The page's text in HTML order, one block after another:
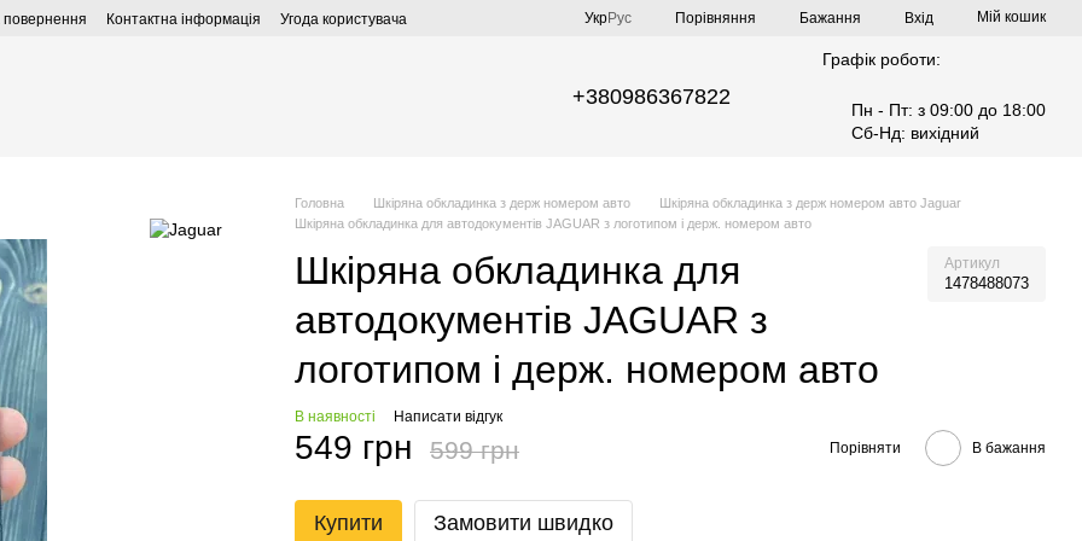
повернення Контактна інформація Угода користувача УкрРус Порівняння Бажання Вхід Мій кошик
+380986367822
Графік роботи:
Пн - Пт: з 09:00 до 18:00
Сб-Нд: вихідний
Головна Шкіряна обкладинка з держ номером авто
Шкіряна обкладинка з держ номером авто Jaguar
Шкіряна обкладинка для автодокументів JAGUAR з логотипом і держ. номером авто
Шкіряна обкладинка для
автодокументів JAGUAR з
логотипом і держ. номером авто
Артикул
1478488073
В наявності Написати відгук
549 грн 599 грн Порівняти В бажання
Купити Замовити швидко